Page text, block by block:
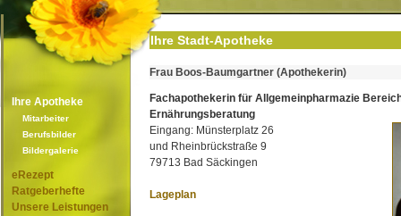
Ihre Apotheke
Mitarbeiter
Berufsbilder
Bildergalerie
eRezept
Ratgeberhefte
Unsere Leistungen
Ihre Stadt-Apotheke
Frau Boos-Baumgartner (Apothekerin)
Fachapothekerin für Allgemeinpharmazie
Ernährungsberatung
Eingang: Münsterplatz 26
und Rheinbrückstraße 9
79713 Bad Säckingen
Lageplan